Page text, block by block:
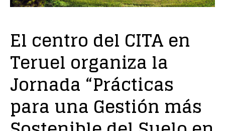
El centro del CITA en
Teruel organiza la
Jornada “Prácticas
para una Gestión más